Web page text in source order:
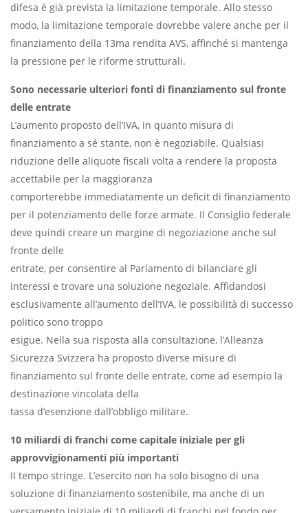
difesa è già prevista la limitazione temporale. Allo stesso
modo, la limitazione temporale dovrebbe valere anche per il
finanziamento della 13ma rendita AVS, affinché si mantenga
la pressione per le riforme strutturali.
Sono necessarie ulteriori fonti di finanziamento sul fronte
delle entrate
L’aumento proposto dell’IVA, in quanto misura di
finanziamento a sé stante, non è negoziabile. Qualsiasi
riduzione delle aliquote fiscali volta a rendere la proposta
accettabile per la maggioranza
comporterebbe immediatamente un deficit di finanziamento
per il potenziamento delle forze armate. Il Consiglio federale
deve quindi creare un margine di negoziazione anche sul
fronte delle
entrate, per consentire al Parlamento di bilanciare gli
interessi e trovare una soluzione negoziale. Affidandosi
esclusivamente all’aumento dell’IVA, le possibilità di successo
politico sono troppo
esigue. Nella sua risposta alla consultazione, l’Alleanza
Sicurezza Svizzera ha proposto diverse misure di
finanziamento sul fronte delle entrate, come ad esempio la
destinazione vincolata della
tassa d’esenzione dall’obbligo militare.
10 miliardi di franchi come capitale iniziale per gli
approvvigionamenti più importanti
Il tempo stringe. L’esercito non ha solo bisogno di una
soluzione di finanziamento sostenibile, ma anche di un